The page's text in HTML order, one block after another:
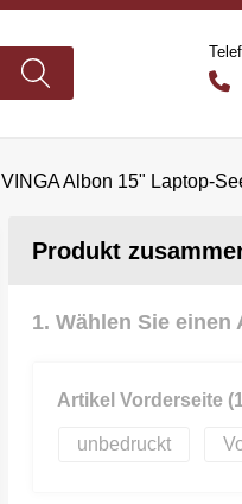
VINGA Albon 15" Laptop-
Produkt
1. Wählen Sie einen
Artikel Vorderseite
unbedruckt